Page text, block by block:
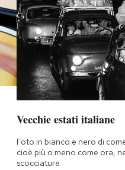
Vecchie estati italiane
Foto in bianco e nero di
cioè più o meno come ora,
scocciature